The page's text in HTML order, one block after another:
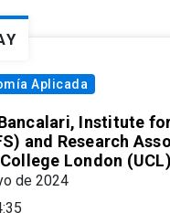
Aplicada
Institute
and Research
London (UCL)
de 2024